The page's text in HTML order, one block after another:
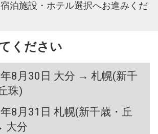
泊施設・ホテル選択へお進みくだ
ください
8月30日 大分 → 札幌(新千
珠)
8月31日 札幌(新千歳・丘
大分